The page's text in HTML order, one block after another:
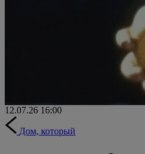
12.07.26 16:00
Дом, который